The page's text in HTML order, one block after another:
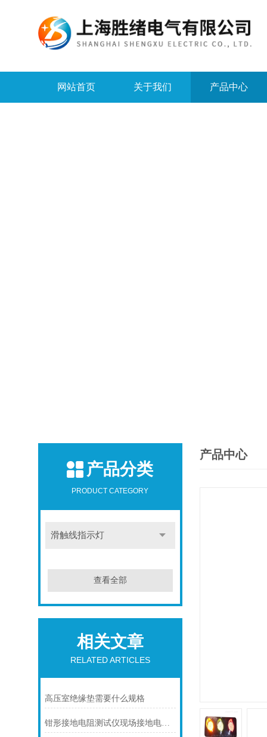
网站首页 关于我们 产品中心
产品分类
PRODUCT CATEGORY
滑触线指示灯
查看全部
相关文章
RELATED ARTICLES
高压室绝缘垫需要什么规格
钳形接地电阻测试仪现场接地电阻测试应用
产品中心